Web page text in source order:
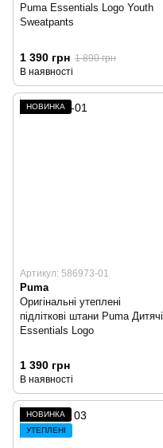
Puma Essentials Logo Youth
Sweatpants
1 390 грн 1 890 грн
В наявності
НОВИНКА
Артикул: 586973-01
Puma
Оригінальні утеплені
підліткові штани Puma Дитячі
Essentials Logo
1 390 грн
В наявності
НОВИНКА
УТЕПЛЕНІ